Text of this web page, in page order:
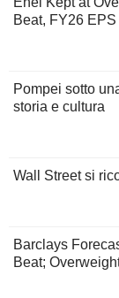
Beat, FY26
Pompei sotto
storia e cultura
Wall Street si
Barclays
Beat;